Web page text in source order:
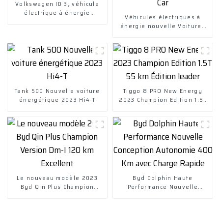
Volkswagen ID 3, véhicule
électrique à énergie
Véhicules électriques à
énergie nouvelle Voitures
Tank 500 Nouvelle voiture
énergétique 2023 Hi4-T
Tiggo 8 PRO New Energy
2023 Champion Edition 1.5T
Le nouveau modèle 2023
Byd Qin Plus Champion
Byd Dolphin Haute
Performance Nouvelle